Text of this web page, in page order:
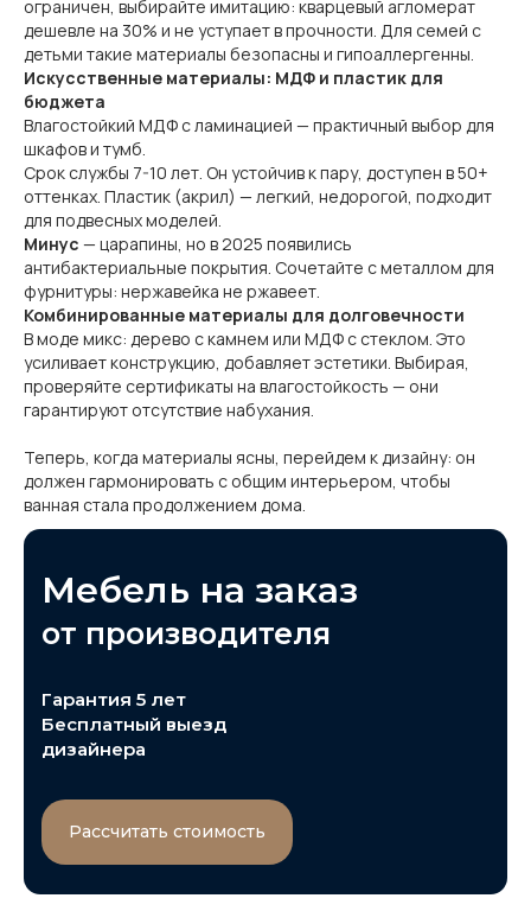
ограничен, выбирайте имитацию: кварцевый агломерат
дешевле на 30% и не уступает в прочности. Для семей с
детьми такие материалы безопасны и гипоаллергенны.
Искусственные материалы: МДФ и пластик для
бюджета
Влагостойкий МДФ с ламинацией — практичный выбор для
шкафов и тумб.
Срок службы 7-10 лет. Он устойчив к пару, доступен в 50+
оттенках. Пластик (акрил) — легкий, недорогой, подходит
для подвесных моделей.
Минус — царапины, но в 2025 появились
антибактериальные покрытия. Сочетайте с металлом для
фурнитуры: нержавейка не ржавеет.
Комбинированные материалы для долговечности
В моде микс: дерево с камнем или МДФ с стеклом. Это
усиливает конструкцию, добавляет эстетики. Выбирая,
проверяйте сертификаты на влагостойкость — они
гарантируют отсутствие набухания.
Теперь, когда материалы ясны, перейдем к дизайну: он
должен гармонировать с общим интерьером, чтобы
ванная стала продолжением дома.
Мебель на заказ
от производителя
Гарантия 5 лет
Бесплатный выезд
дизайнера
Рассчитать стоимость